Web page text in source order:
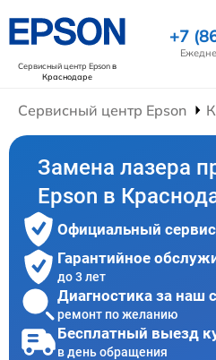
Сервисный центр Epsonв
Краснодаре
+7
Сервисный центр Epson
Замена лазера
Epson в
Официальный сервис
Гарантийное
до 3 лет
Диагностика за наш
ремонт по желанию
Бесплатный выезд
в день обращения